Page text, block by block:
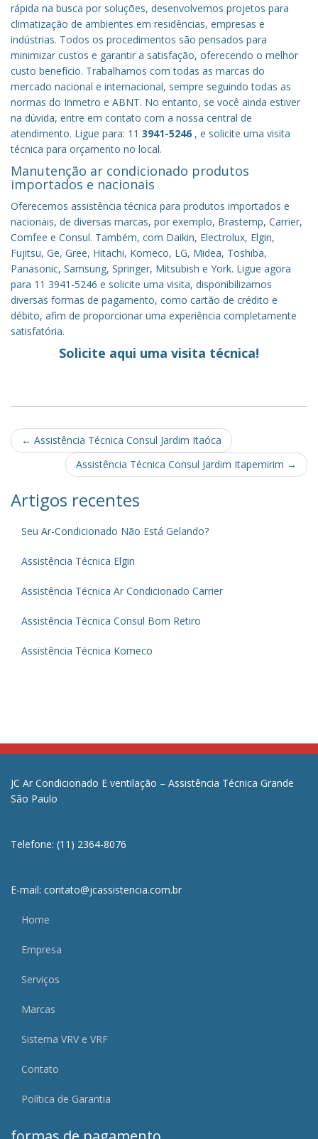
rápida na busca por soluções, desenvolvemos projetos para
climatização de ambientes em residências, empresas e
indústrias. Todos os procedimentos são pensados para
minimizar custos e garantir a satisfação, oferecendo o melhor
custo benefício. Trabalhamos com todas as marcas do
mercado nacional e internacional, sempre seguindo todas as
normas do Inmetro e ABNT. No entanto, se você ainda estiver
na dúvida, entre em contato com a nossa central de
atendimento. Ligue para: 11 3941-5246 , e solicite uma visita
técnica para orçamento no local.
Manutenção ar condicionado produtos
importados e nacionais
Oferecemos assistência técnica para produtos importados e
nacionais, de diversas marcas, por exemplo, Brastemp, Carrier,
Comfee e Consul. Também, com Daikin, Electrolux, Elgin,
Fujitsu, Ge, Gree, Hitachi, Komeco, LG, Midea, Toshiba,
Panasonic, Samsung, Springer, Mitsubish e York. Ligue agora
para 11 3941-5246 e solicite uma visita, disponibilizamos
diversas formas de pagamento, como cartão de crédito e
débito, afim de proporcionar uma experiência completamente
satisfatória.
Solicite aqui uma visita técnica!
Post
navigation
← Assistência Técnica Consul Jardim Itaóca
Assistência Técnica Consul Jardim Itapemirim →
Artigos recentes
Seu Ar-Condicionado Não Está Gelando?
Assistência Técnica Elgin
Assistência Técnica Ar Condicionado Carrier
Assistência Técnica Consul Bom Retiro
Assistência Técnica Komeco
JC Ar Condicionado E ventilação – Assistência Técnica Grande
São Paulo
Telefone: (11) 2364-8076
E-mail: contato@jcassistencia.com.br
Home
Empresa
Serviços
Marcas
Sistema VRV e VRF
Contato
Política de Garantia